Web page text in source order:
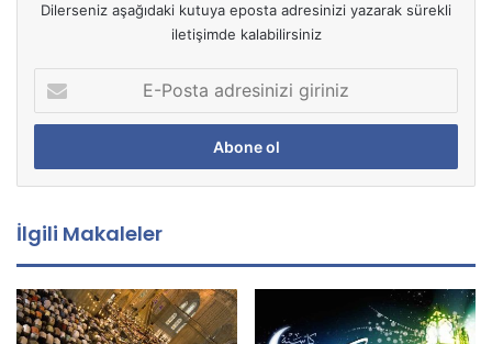
Dilerseniz aşağıdaki kutuya eposta adresinizi yazarak sürekli
iletişimde kalabilirsiniz
P
s
a
d
r
e
s
İlgili Makaleler